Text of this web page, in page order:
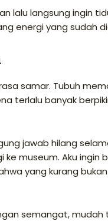
lalu langsung ingin
energi yang sudah
samar. Tubuh
terlalu banyak
jawab hilang
ke museum. Aku
yang kurang
semangat,